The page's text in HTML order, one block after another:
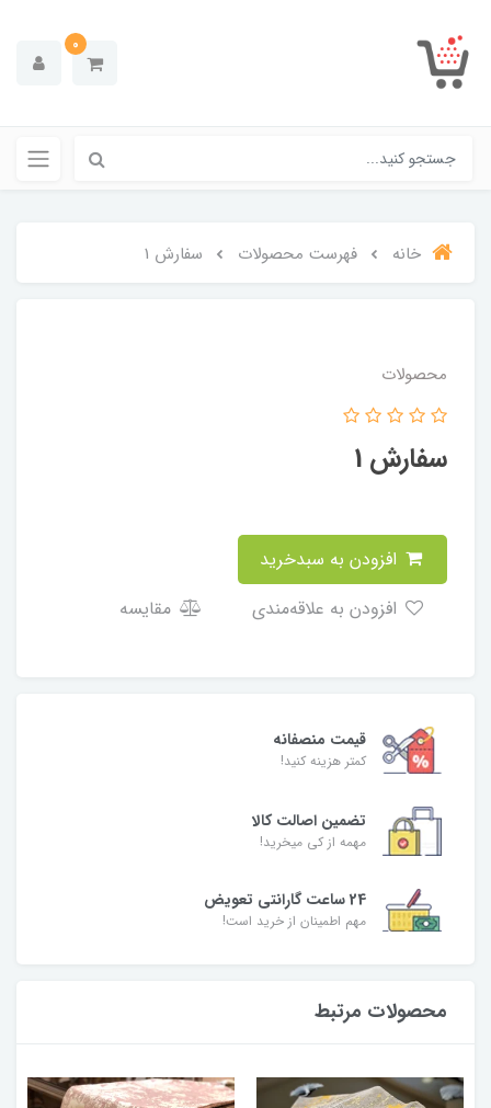
0
خانه فهرست محصولات سفارش 1
محصولات
سفارش 1
مقایسه
قیمت منصفانه
کمتر هزینه کنید!
تضمین اصالت کالا
مهمه از کی میخرید!
24 ساعت گارانتی تعویض
مهم اطمینان از خرید است!
محصولات مرتبط